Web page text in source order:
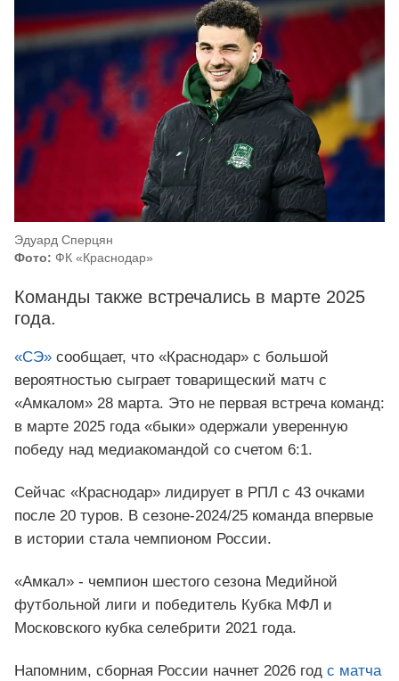
Эдуард Сперцян
Фото: ФК «Краснодар»
Команды также встречались в марте 2025
года.
«СЭ» сообщает, что «Краснодар» с большой
вероятностью сыграет товарищеский матч с
«Амкалом» 28 марта. Это не первая встреча команд:
в марте 2025 года «быки» одержали уверенную
победу над медиакомандой со счетом 6:1.
Сейчас «Краснодар» лидирует в РПЛ с 43 очками
после 20 туров. В сезоне-2024/25 команда впервые
в истории стала чемпионом России.
«Амкал» - чемпион шестого сезона Медийной
футбольной лиги и победитель Кубка МФЛ и
Московского кубка селебрити 2021 года.
Напомним, сборная России начнет 2026 год с матча